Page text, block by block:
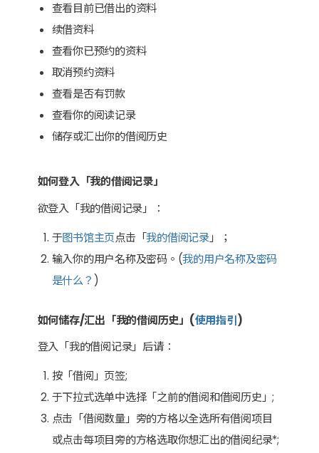
查看目前已借出的资料
续借资料
查看你已预约的资料
取消预约资料
查看是否有罚款
查看你的阅读记录
储存或汇出你的借阅历史
如何登入「我的借阅记录」
欲登入「我的借阅记录」：
于图书馆主页点击「我的借阅记录」​；
输入你的用户名称及密码。(我的用户名称及密码
是什么？ )​
如何储存/汇出「我的借阅历史」(使用指引)
登入「我的借阅记录」后请：
按「借阅」页签;
于下拉式选单中选择「之前的借阅和借阅历史」;
点击「借阅数量」旁的方格以全选所有借阅项目
或点击每项目旁的方格选取你想汇出的借阅纪录*;